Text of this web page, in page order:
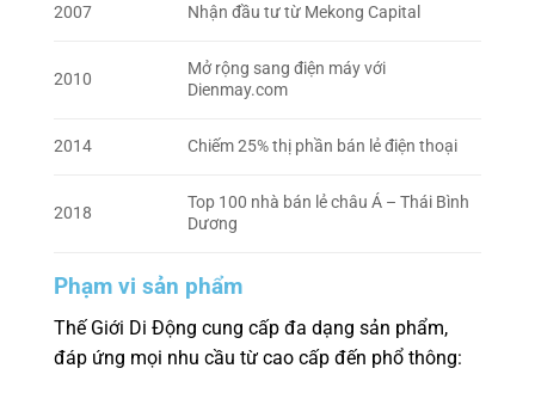
2007 Nhận đầu tư từ Mekong Capital
2010
Mở rộng sang điện máy với
Dienmay.com
2014 Chiếm 25% thị phần bán lẻ điện thoại
2018
Top 100 nhà bán lẻ châu Á – Thái Bình
Dương
Phạm vi sản phẩm
Thế Giới Di Động cung cấp đa dạng sản phẩm,
đáp ứng mọi nhu cầu từ cao cấp đến phổ thông: